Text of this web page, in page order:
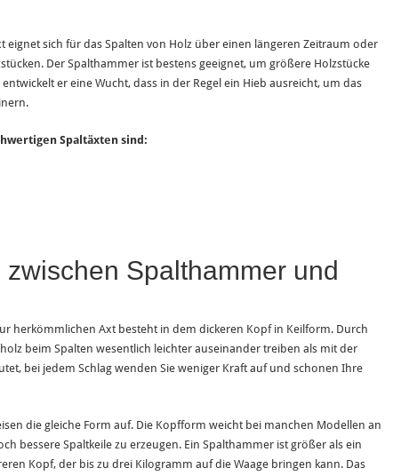
eignet sich für das Spalten von Holz über einen längeren Zeitraum oder
Der Spalthammer ist bestens geeignet, um größere Holzstücke
er eine Wucht, dass in der Regel ein Hieb ausreicht, um das
Spaltäxten sind:
Spalthammer und
herkömmlichen Axt besteht in dem dickeren Kopf in Keilform. Durch
beim Spalten wesentlich leichter auseinander treiben als mit der
bei jedem Schlag wenden Sie weniger Kraft auf und schonen Ihre
die gleiche Form auf. Die Kopfform weicht bei manchen Modellen an
bessere Spaltkeile zu erzeugen. Ein Spalthammer ist größer als ein
Kopf, der bis zu drei Kilogramm auf die Waage bringen kann. Das